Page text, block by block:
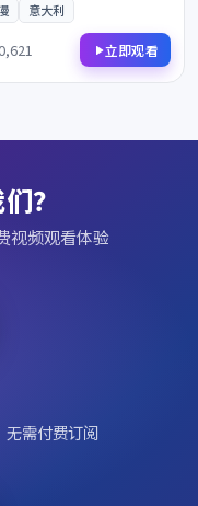
然转动，一段隐忍多年的
于得以释放。凭借出色的
表演获得多项国际奖项提
影迷不容错过。
意大利
立即观看
？
视频观看体验
无需付费订阅